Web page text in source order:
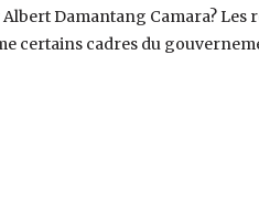
Damantang Camara? Les
certains cadres du